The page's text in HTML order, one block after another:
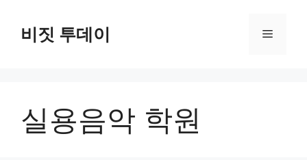
비짓 투데이 메
실용음악 학원